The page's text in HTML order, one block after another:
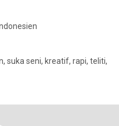
suka seni, kreatif, rapi, teliti,